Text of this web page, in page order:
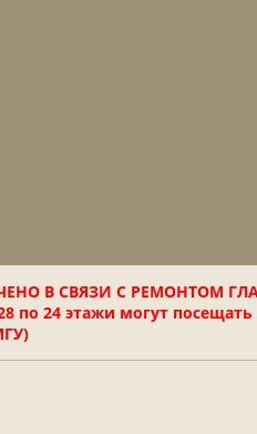
В СВЯЗИ С РЕМОНТОМ
по 24 этажи могут